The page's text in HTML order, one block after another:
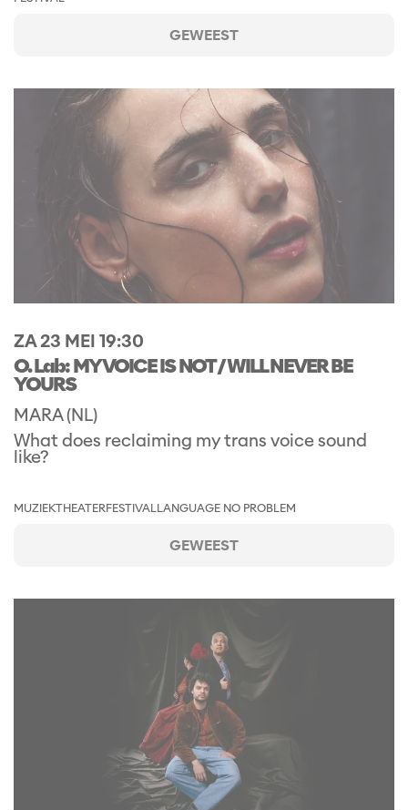
GEWEEST
O. Lab: MY VOICE IS NOT / WILL NEVER BE
YOURS
MARA (NL)
ZA 23 MEI 19:30
What does reclaiming my trans voice sound
like?
MUZIEKTHEATERFESTIVALLANGUAGE NO PROBLEM
GEWEEST